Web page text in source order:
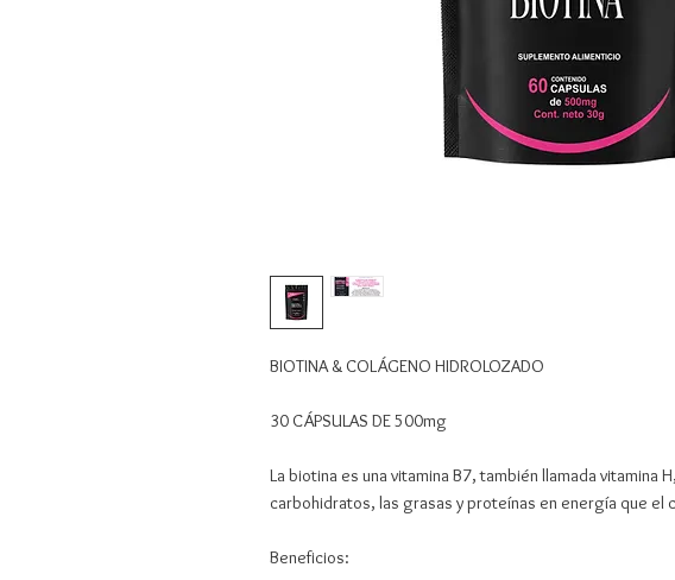
BIOTINA & COLÁGENO HIDROLOZADO
30 CÁPSULAS DE 500mg
La biotina es una vitamina B7, también llamada vitamina
carbohidratos, las grasas y proteínas en energía que el
Beneficios: